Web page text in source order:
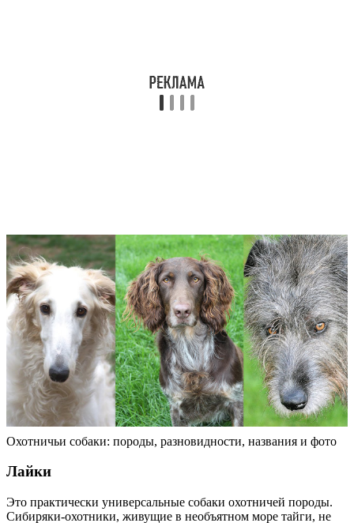
Охотничьи собаки: породы, разновидности, названия и фото
Лайки
Это практически универсальные собаки охотничей породы.
Сибиряки-охотники, живущие в необъятном море тайги, не